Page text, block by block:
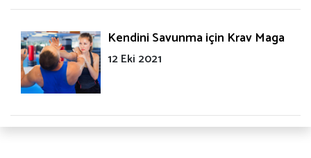
Kendini Savunma için Krav Maga
12 Eki 2021